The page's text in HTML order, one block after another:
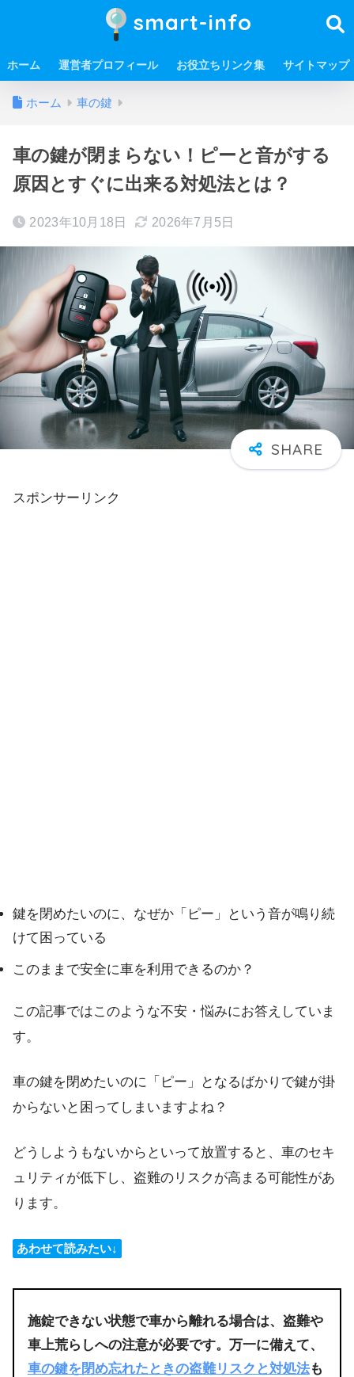
smart-info
ホーム 運営者プロフィール お役立ちリンク集 サイトマップ
ホーム 車の鍵
車の鍵が閉まらない！ピーと音がする
原因とすぐに出来る対処法とは？
2023年10月18日 2026年7月5日
スポンサーリンク
鍵を閉めたいのに、なぜか「ピー」という音が鳴り続
けて困っている
このままで安全に車を利用できるのか？
この記事ではこのような不安・悩みにお答えしていま
す。
車の鍵を閉めたいのに「ピー」となるばかりで鍵が掛
からないと困ってしまいますよね？
どうしようもないからといって放置すると、車のセキ
ュリティが低下し、盗難のリスクが高まる可能性があ
ります。
あわせて読みたい↓
施錠できない状態で車から離れる場合は、盗難や
車上荒らしへの注意が必要です。万一に備えて、
車の鍵を閉め忘れたときの盗難リスクと対処法も